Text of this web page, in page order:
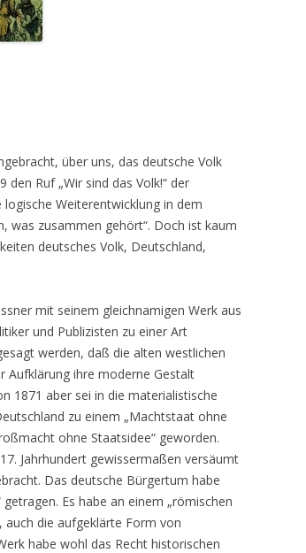
über uns, das deutsche Volk
den Ruf „Wir sind das Volk!“ der
Weiterentwicklung in dem
was zusammen gehört“. Doch ist kaum
deutsches Volk, Deutschland,
mit seinem gleichnamigen Werk aus
und Publizisten zu einer Art
werden, daß die alten westlichen
Aufklärung ihre moderne Gestalt
1871 aber sei in die materialistische
zu einem „Machtstaat ohne
ohne Staatsidee“ geworden.
Jahrhundert gewissermaßen versäumt
Das deutsche Bürgertum habe
Es habe an einem „römischen
die aufgeklärte Form von
habe wohl das Recht historischen